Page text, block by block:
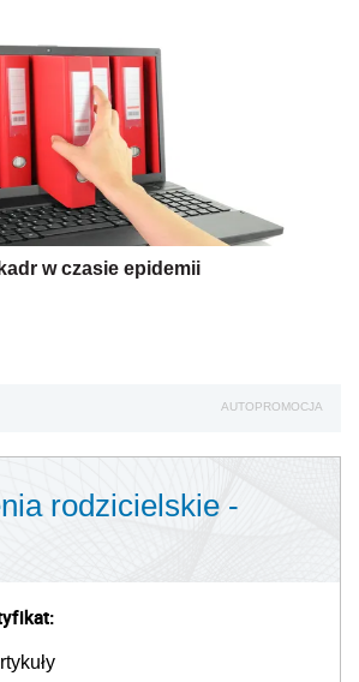
w czasie epidemii
AUTOPROMOCJA
rodzicielskie -